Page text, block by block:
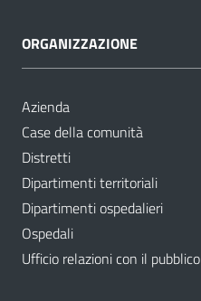
ORGANIZZAZIONE
Azienda
Case della comunità
Distretti
Dipartimenti territoriali
Dipartimenti ospedalieri
Ospedali
Ufficio relazioni con il pubblico